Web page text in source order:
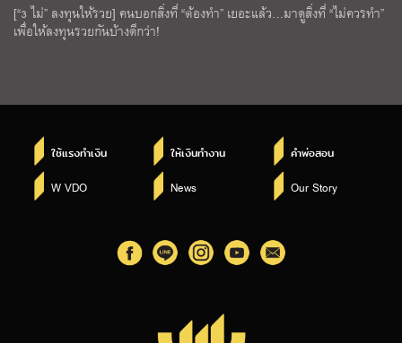
[“3 ไม่” ลงทุนให้รวย] คนบอกสิ่งที่ “ต้องทำ” เยอะแล้ว…มาดูสิ่งที่ “ไม่ควรทำ”
เพื่อให้ลงทุนรวยกันบ้างดีกว่า!
ใช้แรงทำเงิน ให้เงินทำงาน คำพ่อสอน
W VDO News Our Story